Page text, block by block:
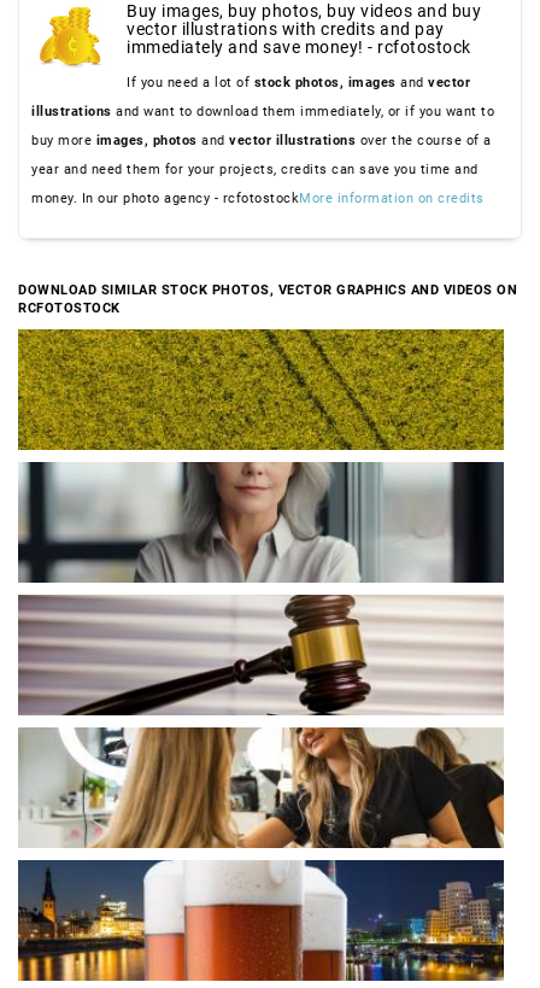
Buy images, buy photos, buy videos and buy
vector illustrations with credits and pay
immediately and save money! - rcfotostock
If you need a lot of stock photos, images and vector
illustrations and want to download them immediately, or if you want to
buy more images, photos and vector illustrations over the course of a
year and need them for your projects, credits can save you time and
money. In our photo agency - rcfotostockMore information on credits
DOWNLOAD SIMILAR STOCK PHOTOS, VECTOR GRAPHICS AND VIDEOS ON
RCFOTOSTOCK